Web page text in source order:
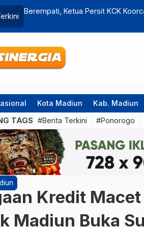
Jelang Ramadhan dan Lebaran
Kota Madiun Kab. Madiun
TAGS #Berita Terkini #Ponorogo
Kredit
Madiun Buka